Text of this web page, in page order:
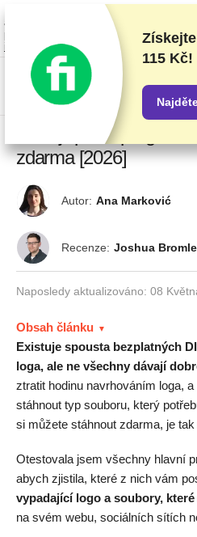
Poskytovatele hodnotíme na základě
ale také s ohledem na vaši zpětnou
poskytovateli. Tato stránka obsahuje
inzerci
13 nejlepších
zdarma [2026]
Autor: Ana Marković
Recenze: Joshua
Naposledy aktualizováno: 08
Obsah článku
Existuje spousta bezplatných
loga, ale ne všechny dávají
ztratit hodinu navrhováním loga,
stáhnout typ souboru, který
si můžete stáhnout zdarma, je
Otestovala jsem všechny hlavní
abych zjistila, které z nich vám
vypadající logo a soubory,
na svém webu, sociálních sítích
115 Kč!